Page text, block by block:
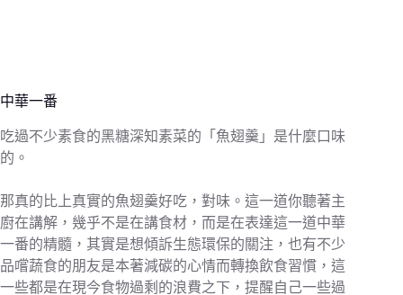
中華一番
吃過不少素食的黑糖深知素菜的「魚翅羹」是什麼口味
的。
那真的比上真實的魚翅羹好吃，對味。這一道你聽著主
廚在講解，幾乎不是在講食材，而是在表達這一道中華
一番的精髓，其實是想傾訴生態環保的關注，也有不少
品嚐蔬食的朋友是本著減碳的心情而轉換飲食習慣，這
一些都是在現今食物過剩的浪費之下，提醒自己一些過